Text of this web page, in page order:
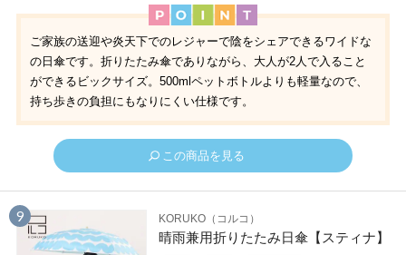
ご家族の送迎や炎天下でのレジャーで陰をシェアできるワイドな
の日傘です。折りたたみ傘でありながら、大人が2人で入ること
ができるビックサイズ。500mlペットボトルよりも軽量なので、
持ち歩きの負担にもなりにくい仕様です。
この商品を見る
KORUKO（コルコ）
晴雨兼用折りたたみ日傘【スティナ】